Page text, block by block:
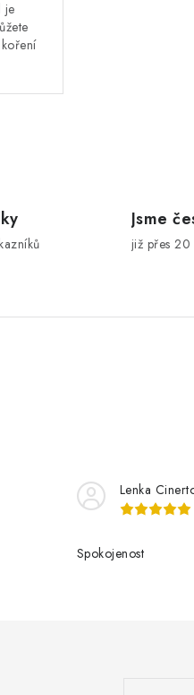
je
Jsme
již přes 20
Lenka
Spokojenost